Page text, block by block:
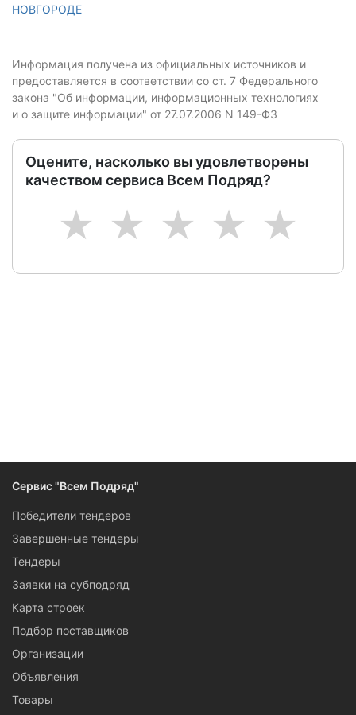
НОВГОРОДЕ
Информация получена из официальных источников и
предоставляется в соответствии со ст. 7 Федерального
закона "Об информации, информационных технологиях
и о защите информации" от 27.07.2006 N 149-ФЗ
Оцените, насколько вы удовлетворены
качеством сервиса Всем Подряд?
5
4
3
2
1
Сервис "Всем Подряд"
Победители тендеров
Завершенные тендеры
Тендеры
Заявки на субподряд
Карта строек
Подбор поставщиков
Организации
Объявления
Товары